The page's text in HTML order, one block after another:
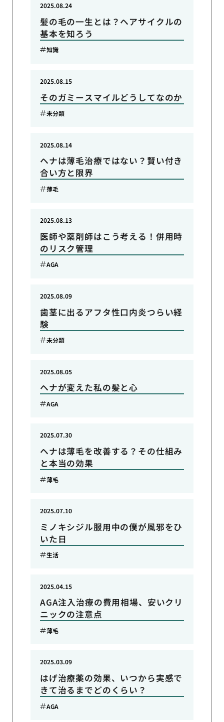
髪の毛の一生とは？ヘアサイクルの
基本を知ろう
2025.08.24
知識
そのガミースマイルどうしてなのか
2025.08.15
未分類
ヘナは薄毛治療ではない？賢い付き
合い方と限界
2025.08.14
薄毛
医師や薬剤師はこう考える！併用時
のリスク管理
2025.08.13
AGA
歯茎に出るアフタ性口内炎つらい経
験
2025.08.09
未分類
ヘナが変えた私の髪と心
2025.08.05
AGA
ヘナは薄毛を改善する？その仕組み
と本当の効果
2025.07.30
薄毛
ミノキシジル服用中の僕が風邪をひ
いた日
2025.07.10
生活
AGA注入治療の費用相場、安いクリ
ニックの注意点
2025.04.15
薄毛
はげ治療薬の効果、いつから実感で
きて治るまでどのくらい？
2025.03.09
AGA